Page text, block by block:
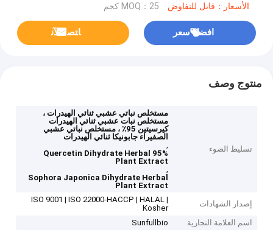
الأسعار：قابل للتفاوض MOQ：25 كجم
افضل سعر ﺎﺘﺼﻟ ﺍﻶﻧ
منتوج وصف
تسليط الضوء
مستخلص نباتي عشبي ثنائي الهيدرات ،
مستخلص نبات عشبي ثنائي الهيدرات
كيرسيتين 95٪ ، مستخلص نباتي عشبي
الصفيراء جابونيكا ثنائي الهيدرات
,
95% Quercetin Dihydrate Herbal
Plant Extract
,
Sophora Japonica Dihydrate Herbal
Plant Extract
إصدار الشهادات
ISO 9001 | ISO 22000-HACCP | HALAL |
Kosher
اسم العلامة التجارية
Sunfullbio